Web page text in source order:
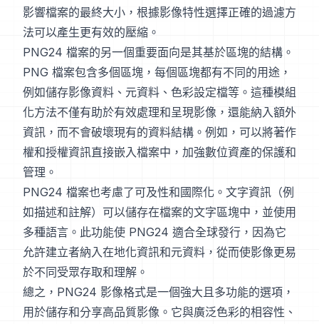
影響檔案的最終大小，根據影像特性選擇正確的過濾方
法可以產生更有效的壓縮。
PNG24 檔案的另一個重要面向是其基於區塊的結構。
PNG 檔案包含多個區塊，每個區塊都有不同的用途，
例如儲存影像資料、元資料、色彩設定檔等。這種模組
化方法不僅有助於有效處理和呈現影像，還能納入額外
資訊，而不會破壞現有的資料結構。例如，可以將著作
權和授權資訊直接嵌入檔案中，加強數位資產的保護和
管理。
PNG24 檔案也考慮了可及性和國際化。文字資訊（例
如描述和註解）可以儲存在檔案的文字區塊中，並使用
多種語言。此功能使 PNG24 適合全球發行，因為它
允許建立者納入在地化資訊和元資料，從而使影像更易
於不同受眾存取和理解。
總之，PNG24 影像格式是一個強大且多功能的選項，
用於儲存和分享高品質影像。它與廣泛色彩的相容性、